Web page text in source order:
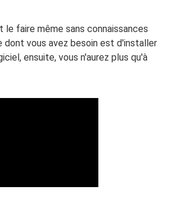
le faire même sans connaissances
dont vous avez besoin est d'installer
ensuite, vous n'aurez plus qu'à